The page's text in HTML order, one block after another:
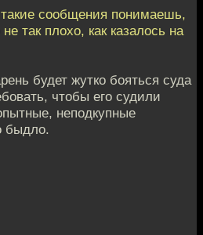
сообщения понимаешь,
так плохо, как казалось на
будет жутко бояться суда
чтобы его судили
неподкупные
быдло.